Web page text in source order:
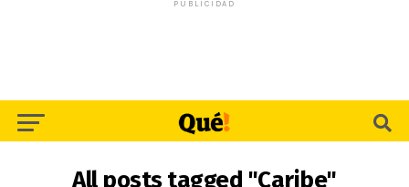
PUBLICIDAD
All posts tagged "Caribe"